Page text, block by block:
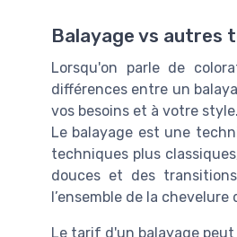
Balayage vs autres
Lorsqu'on parle de
différences entre un
vos besoins et à votre style.
Le balayage est une
techniques plus
douces et des
l’ensemble de la
Le tarif d'un balayage